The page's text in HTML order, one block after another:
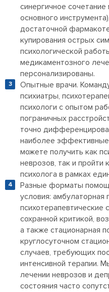
синергичное
основного
достаточной
купирования острых
психологической
медикаментозного
персонализированы.
Опытные врачи.
психиатры,
психологи с опытом
пограничных
точно
наиболее эффективные
можете получить как
неврозов, так и пройти
психолога в рамках
Разные форматы
условия: амбулаторная
психотерапевтические
сохранной критикой,
а также стационарная
круглосуточном
случаев, требующих
интенсивной терапии.
лечении неврозов и
состояния часто